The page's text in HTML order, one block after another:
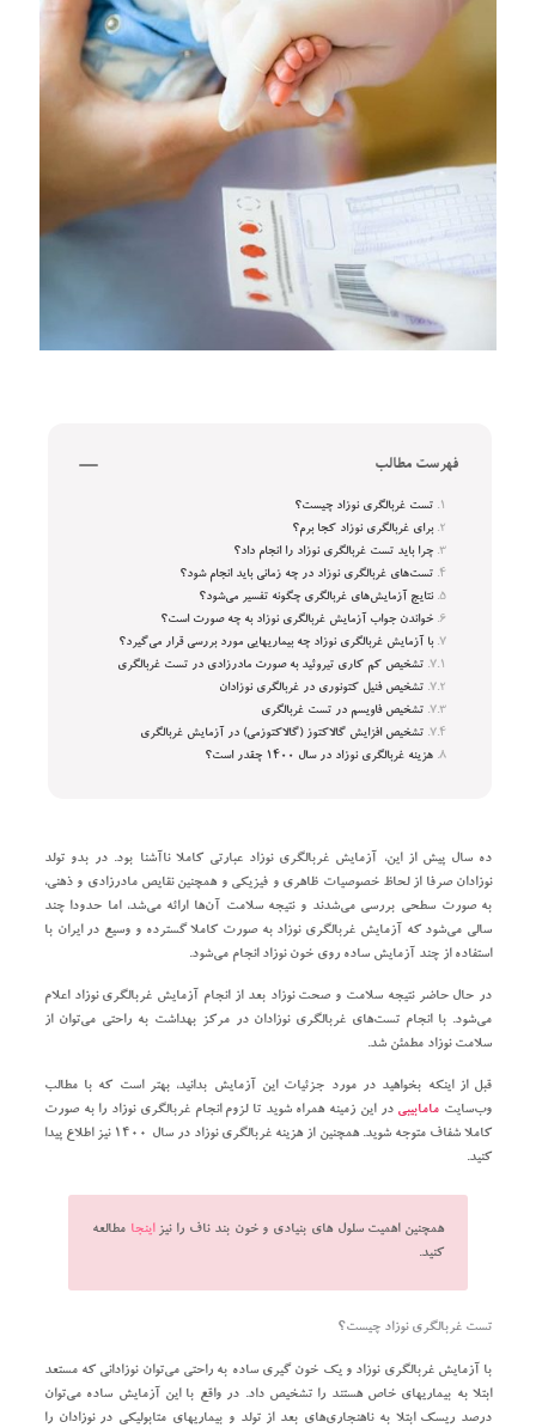
فهرست مطالب
تست غربالگری نوزاد چیست؟
برای غربالگری نوزاد کجا برم؟
چرا باید تست غربالگری نوزاد را انجام داد؟
تست‌های غربالگری نوزاد در چه زمانی باید انجام شود؟
نتایج آزمایش‌های غربالگری چگونه تفسیر می‌شود؟
خواندن جواب آزمایش غربالگری نوزاد به چه صورت است؟
با آزمایش غربالگری نوزاد چه بیماریهایی مورد بررسی قرار می‌گیرد؟
تشخیص کم کاری تیروئید به صورت مادرزادی در تست غربالگری
تشخیص فنیل کتونوری در غربالگری نوزادان
تشخیص فاویسم در تست غربالگری
تشخیص افزایش گالاکتوز (گالاکتوزمی) در آزمایش غربالگری
هزینه غربالگری نوزاد در سال ۱۴۰۰ چقدر است؟
ده سال پیش از این، آزمایش غربالگری نوزاد عبارتی کاملا ناآشنا بود. در بدو تولد
نوزادان صرفا از لحاظ خصوصیات ظاهری و فیزیکی و همچنین نقایص مادرزادی و ذهنی،
به صورت سطحی بررسی می‌شدند و نتیجه سلامت آن‌ها ارائه می‌شد، اما حدودا چند
سالی می‌شود که آزمایش غربالگری نوزاد به صورت کاملا گسترده و وسیع در ایران با
استفاده از چند آزمایش ساده روی خون نوزاد انجام می‌شود.
در حال حاضر نتیجه سلامت و صحت نوزاد بعد از انجام آزمایش غربالگری نوزاد اعلام
می‌شود. با انجام تست‌های غربالگری نوزادان در مرکز بهداشت به راحتی می‌توان از
سلامت نوزاد مطمئن شد.
قبل از اینکه بخواهید در مورد جزئیات این آزمایش بدانید، بهتر است که با مطالب
وب‌سایت مامابیبی در این زمینه همراه شوید تا لزوم انجام غربالگری نوزاد را به صورت
کاملا شفاف متوجه شوید. همچنین از هزینه غربالگری نوزاد در سال ۱۴۰۰ نیز اطلاع پیدا
کنید.
همچنین اهمیت سلول های بنیادی و خون بند ناف را نیزاینجا مطالعه
کنید.
تست غربالگری نوزاد چیست؟
با آزمایش غربالگری نوزاد و یک خون گیری ساده به راحتی می‌توان نوزادانی که مستعد
ابتلا به بیماریهای خاص هستند را تشخیص داد. در واقع با این آزمایش ساده می‌توان
درصد ریسک ابتلا به ناهنجاری‌های بعد از تولد و بیماریهای متابولیکی در نوزادان را